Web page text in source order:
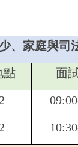
、家庭與司
點 面